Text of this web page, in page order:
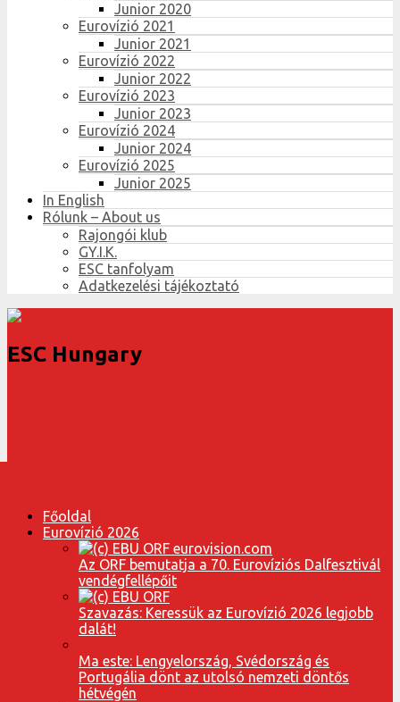
Junior 2020
Eurovízió 2021
Junior 2021
Eurovízió 2022
Junior 2022
Eurovízió 2023
Junior 2023
Eurovízió 2024
Junior 2024
Eurovízió 2025
Junior 2025
In English
Rólunk – About us
Rajongói klub
GY.I.K.
ESC tanfolyam
Adatkezelési tájékoztató
ESC Hungary
Főoldal
Eurovízió 2026
Az ORF bemutatja a 70. Eurovíziós Dalfesztivál
vendégfellépőit
Szavazás: Keressük az Eurovízió 2026 legjobb
dalát!
Ma este: Lengyelország, Svédország és
Portugália dönt az utolsó nemzeti döntős
hétvégén